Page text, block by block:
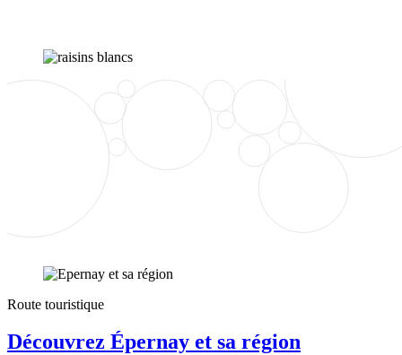
Route touristique
Découvrez Épernay et sa région